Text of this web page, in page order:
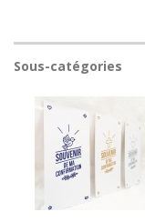
Sous-catégories